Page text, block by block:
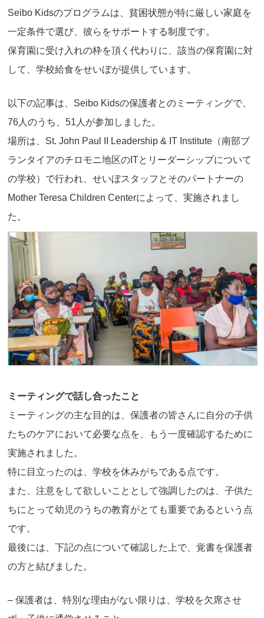
Seibo Kidsのプログラムは、貧困状態が特に厳しい家庭を
一定条件で選び、彼らをサポートする制度です。
保育園に受け入れの枠を頂く代わりに、該当の保育園に対
して、学校給食をせいぼが提供しています。
以下の記事は、Seibo Kidsの保護者とのミーティングで、
76人のうち、51人が参加しました。
場所は、St. John Paul II Leadership & IT Institute（南部ブ
ランタイアのチロモニ地区のITとリーダーシップについて
の学校）で行われ、せいぼスタッフとそのパートナーの
Mother Teresa Children Centerによって、実施されまし
た。
ミーティングで話し合ったこと
ミーティングの主な目的は、保護者の皆さんに自分の子供
たちのケアにおいて必要な点を、もう一度確認するために
実施されました。
特に目立ったのは、学校を休みがちである点です。
また、注意をして欲しいこととして強調したのは、子供た
ちにとって幼児のうちの教育がとても重要であるという点
です。
最後には、下記の点について確認した上で、覚書を保護者
の方と結びました。
– 保護者は、特別な理由がない限りは、学校を欠席させ